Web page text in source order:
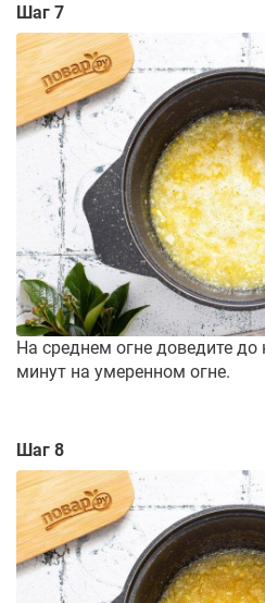
Шаг 7
На среднем огне доведите до
минут на умеренном огне.
Шаг 8